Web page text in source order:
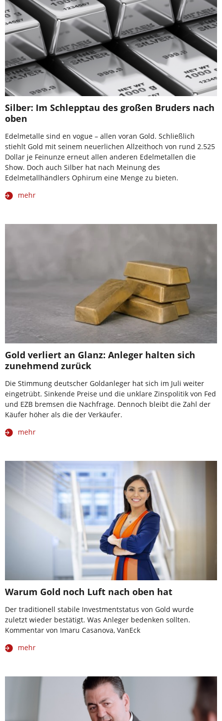
Silber: Im Schlepptau des großen Bruders nach
oben
Edelmetalle sind en vogue – allen voran Gold. Schließlich
stiehlt Gold mit seinem neuerlichen Allzeithoch von rund 2.525
Dollar je Feinunze erneut allen anderen Edelmetallen die
Show. Doch auch Silber hat nach Meinung des
Edelmetallhändlers Ophirum eine Menge zu bieten.
mehr
Gold verliert an Glanz: Anleger halten sich
zunehmend zurück
Die Stimmung deutscher Goldanleger hat sich im Juli weiter
eingetrübt. Sinkende Preise und die unklare Zinspolitik von Fed
und EZB bremsen die Nachfrage. Dennoch bleibt die Zahl der
Käufer höher als die der Verkäufer.
mehr
Warum Gold noch Luft nach oben hat
Der traditionell stabile Investmentstatus von Gold wurde
zuletzt wieder bestätigt. Was Anleger bedenken sollten.
Kommentar von Imaru Casanova, VanEck
mehr